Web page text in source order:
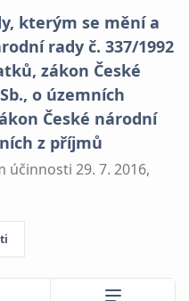
kterým se mění a
rady č. 337/1992
zákon České
o územních
České národní
z příjmů
účinnosti 29. 7. 2016,